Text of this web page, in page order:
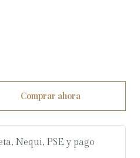
Comprar ahora
Nequi, PSE y pago